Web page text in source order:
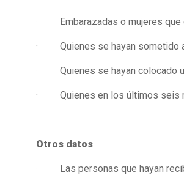
· Embarazadas o mujeres que
· Quienes se hayan sometido
· Quienes se hayan colocado
· Quienes en los últimos seis
Otros datos
· Las personas que hayan